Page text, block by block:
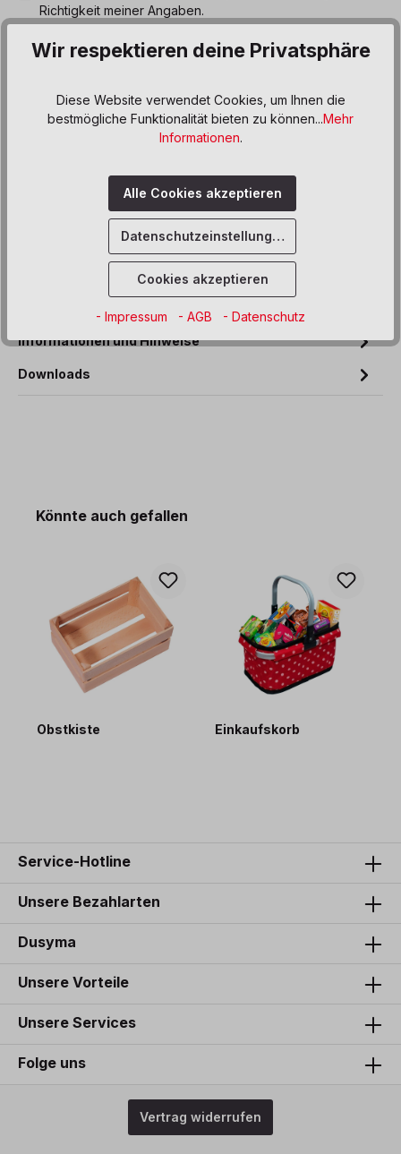
Richtigkeit meiner Angaben.
Produkt Anzahl: Gib denIn den Warenkorb
Sofort verfügbar, Lieferzeit: 5 Werktage
Zum Merkzettel hinzufügen
Der Kaufladen bietet den Kindern viel Platz zum Spielen
und Entfalten. In und vor dem Kaufladen sind Regalfächer
Informationen und Hinweise
Downloads
Produktgalerie überspringen
Könnte auch gefallen
Obstkiste Einkaufskorb
Service-Hotline
Unsere Bezahlarten
Dusyma
Unsere Vorteile
Unsere Services
Folge uns
Vertrag widerrufen
Wir respektieren deine Privatsphäre
Diese Website verwendet Cookies, um Ihnen die
bestmögliche Funktionalität bieten zu können...Mehr
Informationen.
Alle Cookies akzeptieren
Datenschutzeinstellungen
Cookies akzeptieren
- Impressum - AGB - Datenschutz